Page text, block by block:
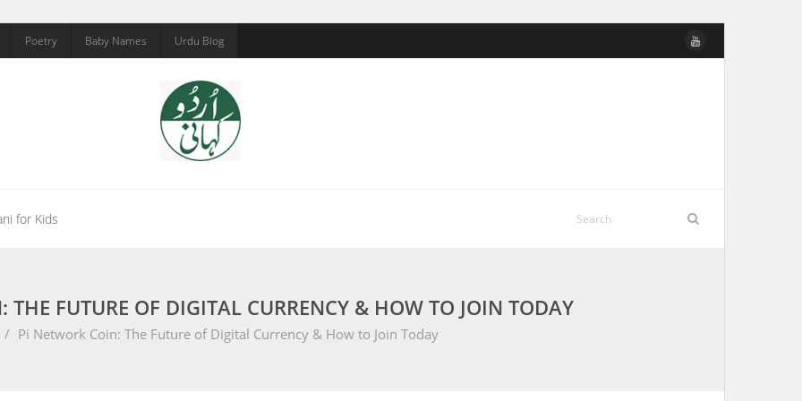
Poetry Baby Names Urdu Blog
for Kids
THE FUTURE OF DIGITAL CURRENCY & HOW TO JOIN TODAY
/ Pi Network Coin: The Future of Digital Currency & How to Join Today